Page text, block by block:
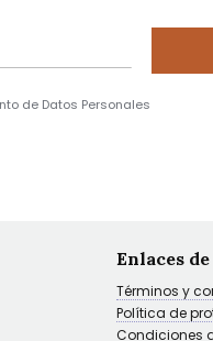
de Datos Personales
Enlaces
Términos y
Política de
Condiciones